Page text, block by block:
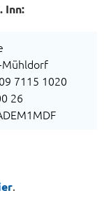
Inn:
7115 1020
26